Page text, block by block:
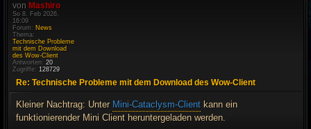
von Mashiro
So 8. Feb 2026,
16:09
Forum: News
Thema:
Technische Probleme
mit dem Download
des Wow-Client
Antworten: 20
Zugriffe: 128729
Re: Technische Probleme mit dem Download des Wow-Client
Kleiner Nachtrag: Unter Mini-Cataclysm-Client kann ein
funktionierender Mini Client heruntergeladen werden.